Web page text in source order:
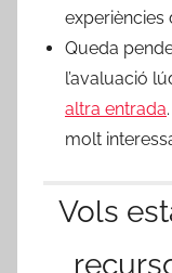
experiències
Queda
l’avaluació
altra entrada
molt
Vols